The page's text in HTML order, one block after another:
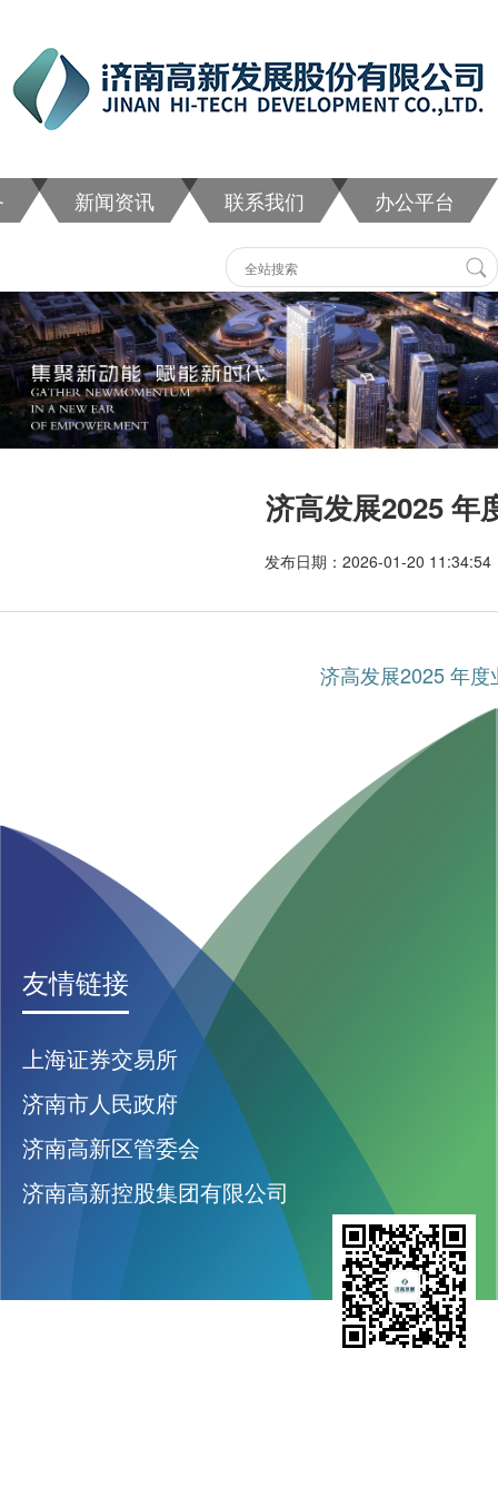
新闻资讯 联系我们 办公平台
济高发展2025 年
发布日期：2026-01-20
济高发展2025 年度
友情链接
上海证券交易所
济南市人民政府
济南高新区管委会
济南高新控股集团有限公司